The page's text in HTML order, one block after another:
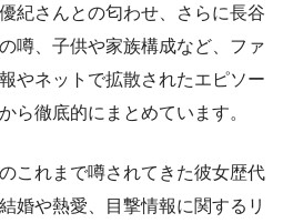
紀さんとの匂わせ、さらに長谷
噂、子供や家族構成など、ファ
やネットで拡散されたエピソー
ら徹底的にまとめています。
これまで噂されてきた彼女歴代
婚や熱愛、目撃情報に関するリ